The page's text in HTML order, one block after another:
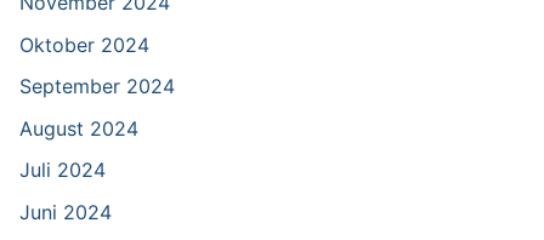
Oktober 2024
September 2024
August 2024
Juli 2024
Juni 2024